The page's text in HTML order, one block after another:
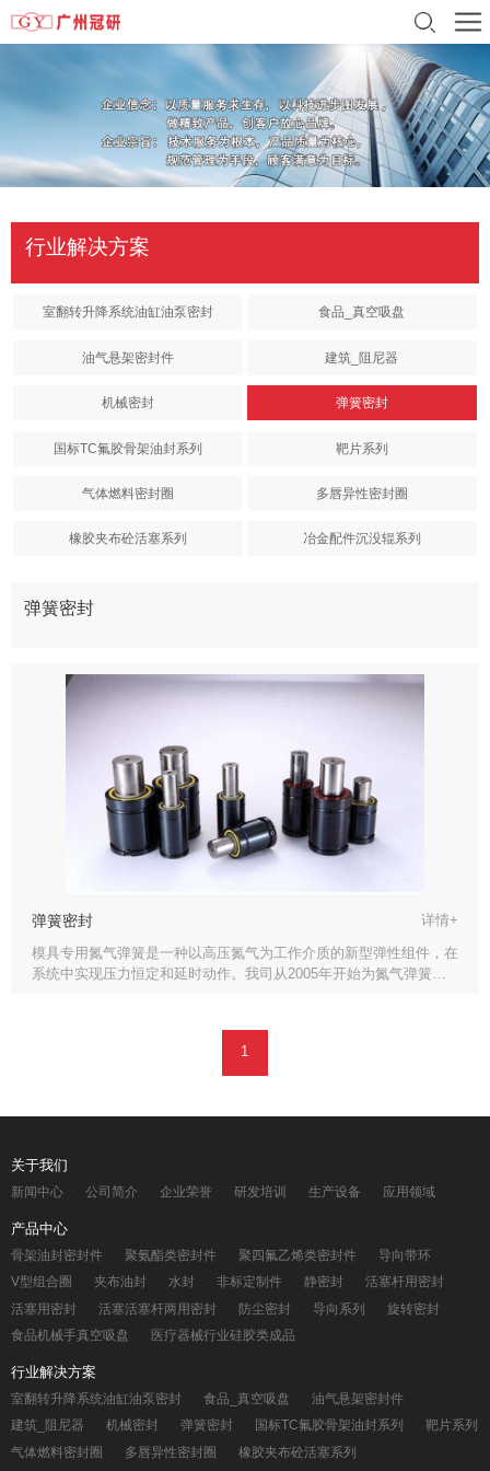
行业解决方案
室翻转升降系统油缸油泵密封 食品_真空吸盘
油气悬架密封件 建筑_阻尼器
机械密封 弹簧密封
国标TC氟胶骨架油封系列 靶片系列
气体燃料密封圈 多唇异性密封圈
橡胶夹布砼活塞系列 冶金配件沉没辊系列
弹簧密封
弹簧密封
详情+
模具专用氮气弹簧是一种以高压氮气为工作介质的新型弹性组件，在
系统中实现压力恒定和延时动作。我司从2005年开始为氮气弹簧厂
1
关于我们
新闻中心 公司简介 企业荣誉 研发培训 生产设备 应用领域
产品中心
骨架油封密封件 聚氨酯类密封件 聚四氟乙烯类密封件
导向带环
V型组合圈
夹布油封 水封 非标定制件 静密封
活塞杆用密封
活塞用密封
活塞活塞杆两用密封 防尘密封 导向系列
旋转密封
食品机械手真空吸盘
医疗器械行业硅胶类成品
行业解决方案
室翻转升降系统油缸油泵密封 食品_真空吸盘
油气悬架密封件
建筑_阻尼器
机械密封 弹簧密封 国标TC氟胶骨架油封系列
靶片系列
气体燃料密封圈
多唇异性密封圈 橡胶夹布砼活塞系列